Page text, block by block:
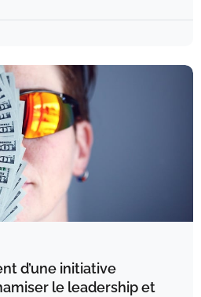
d’une initiative
le leadership et